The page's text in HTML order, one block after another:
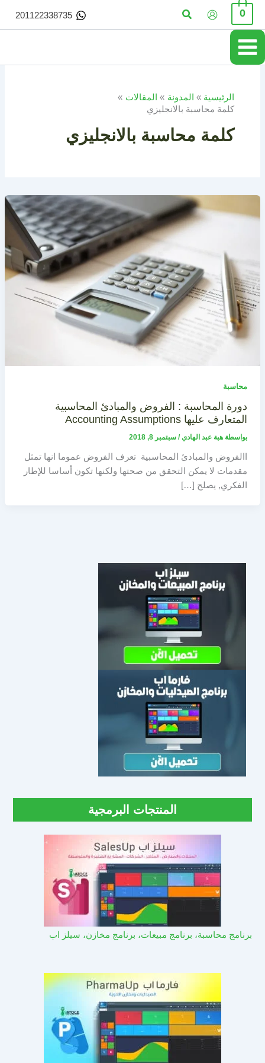
تخطي
المحتوى
0 البحث 201122338735
الرئيسية المدونة
المقالات
كلمة محاسبة بالانجليزي
كلمة محاسبة بالانجليزي
محاسبة
دورة المحاسبة : الفروض والمبادئ المحاسبية
المتعارف عليها Accounting Assumptions
بواسطة هبة عبد الهادي/ سبتمبر 8, 2018
االفروض والمبادئ المحاسبية تعرف الفروض عموما انها تمثل
مقدمات لا يمكن التحقق من صحتها ولكنها تكون أساسا للإطار
الفكري, يصلح […]
المنتجات البرمجية
برنامج محاسبة، برنامج مبيعات، برنامج مخازن، سيلز اب